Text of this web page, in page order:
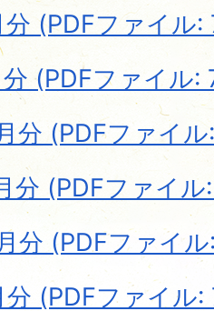
(PDFファイル:
(PDFファイル:
分 (PDFファイ
分 (PDFファイ
分 (PDFファイ
(PDFファイル: